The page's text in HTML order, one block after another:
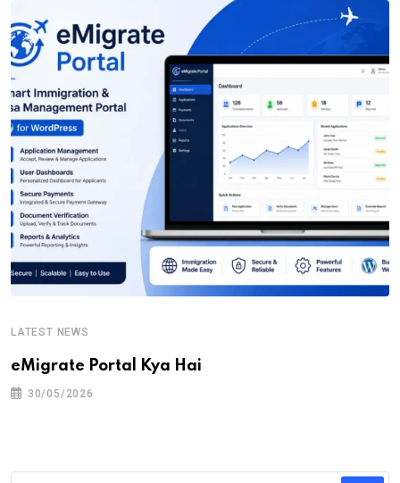
LATEST NEWS
eMigrate Portal Kya Hai
30/05/2026